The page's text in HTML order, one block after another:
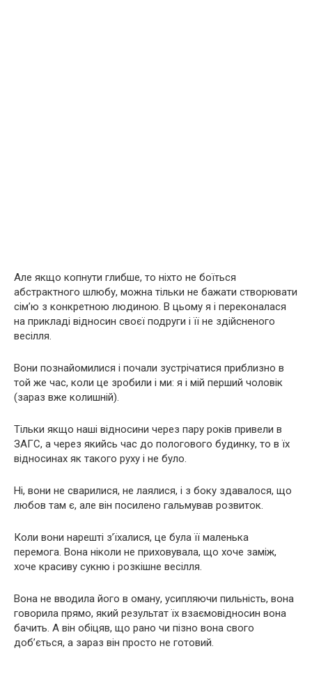
Але якщо копнути глибше, то ніхто не боїться
абстрактного шлюбу, можна тільки не бажати створювати
сім’ю з конкретною людиною. В цьому я і переконалася
на прикладі відносин своєї подруги і її не здійсненого
весілля.
Вони познайомилися і почали зустрічатися приблизно в
той же час, коли це зробили і ми: я і мій перший чоловік
(зараз вже колишній).
Тільки якщо наші відносини через пару років привели в
ЗАГС, а через якийсь час до пологового будинку, то в їх
відносинах як такого руху і не було.
Ні, вони не сварилися, не лаялися, і з боку здавалося, що
любов там є, але він посилено гальмував розвиток.
Коли вони нарешті з’їхалися, це була її маленька
перемога. Вона ніколи не приховувала, що хоче заміж,
хоче красиву сукню і розкішне весілля.
Вона не вводила його в оману, усипляючи пильність, вона
говорила прямо, який результат їх взаємовідносин вона
бачить. А він обіцяв, що рано чи пізно вона свого
доб’ється, а зараз він просто не готовий.